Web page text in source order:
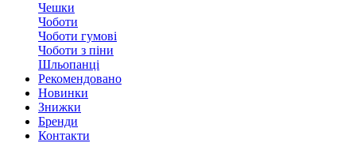
Чешки
Чоботи
Чоботи гумові
Чоботи з піни
Шльопанці
Рекомендовано
Новинки
Знижки
Бренди
Контакти